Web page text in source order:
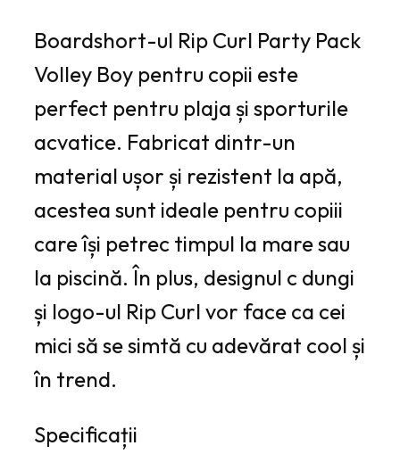
Boardshort-ul Rip Curl Party Pack
Volley Boy pentru copii este
perfect pentru plaja și sporturile
acvatice. Fabricat dintr-un
material ușor și rezistent la apă,
acestea sunt ideale pentru copiii
care își petrec timpul la mare sau
la piscină. În plus, designul c dungi
și logo-ul Rip Curl vor face ca cei
mici să se simtă cu adevărat cool și
în trend.
Specificații